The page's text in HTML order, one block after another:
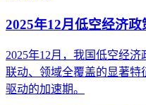
2025年12月低空经济
2025年12月，我国低空经
联动、领域全覆盖的显著特
驱动的加速期。